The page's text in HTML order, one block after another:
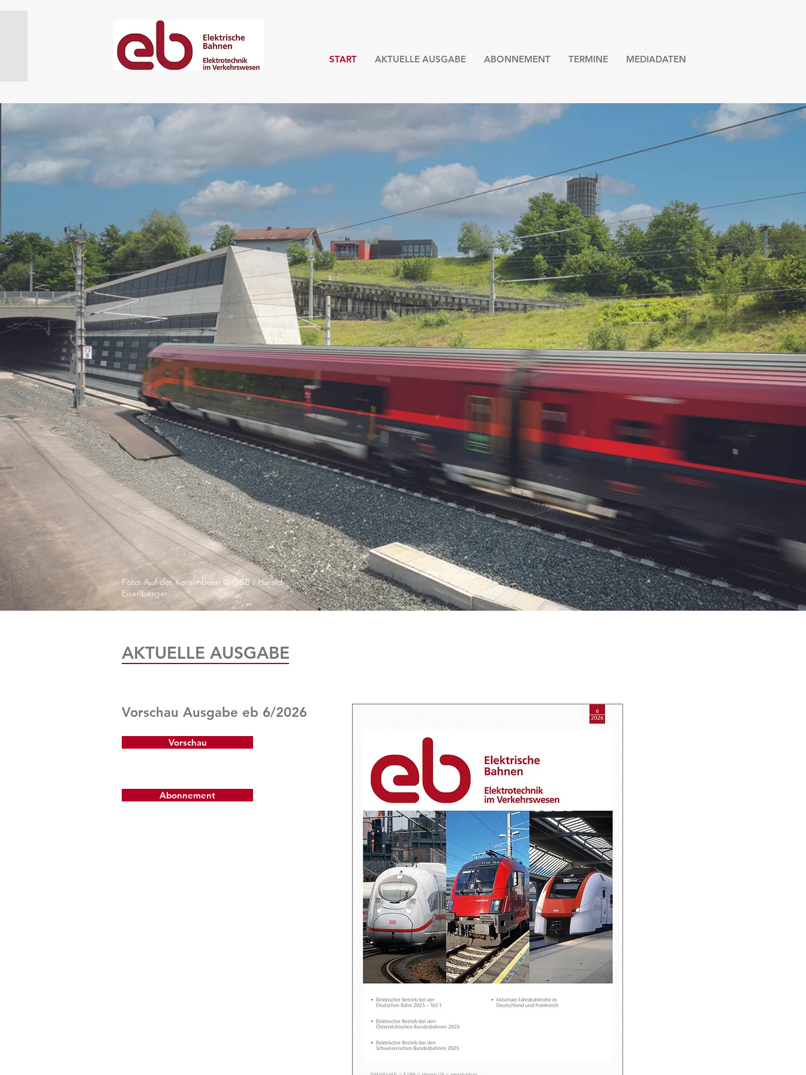
START AKTUELLE AUSGABE ABONNEMENT TERMINE MEDIADATEN
Foto: Auf der Koralmbahn © ÖBB / Harald
Eisenberger
AKTUELLE AUSGABE
Vorschau Ausgabe eb 6/2026
Vorschau
Abonnement